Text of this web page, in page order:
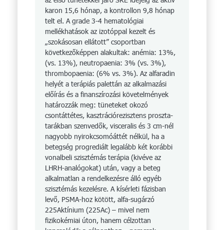
karon 15,6 hónap, a kontrollon 9,8 hónap
telt el. A grade 3-4 hematológiai
mellékhatások az izotóppal kezelt és
„szokásosan ellátott” csoportban
következőképpen alakultak: anémia: 13%,
(vs. 13%), neutropaenia: 3% (vs. 3%),
thrombopaenia: (6% vs. 3%). Az alfaradin
helyét a terápiás palettán az alkalmazási
előírás és a finanszírozási követelmények
határozzák meg: tüneteket okozó
csontáttétes, kasztrációrezisztens proszta­
tarákban szenvedők, visceralis és 3 cm-nél
nagyobb nyirokcsomóáttét nélkül, ha a
betegség progrediált legalább két korábbi
vonalbeli szisztémás terápia (kivéve az
LHRH-analógokat) után, vagy a beteg
alkalmatlan a rendelkezésre álló egyéb
szisztémás kezelésre. A kísérleti fázisban
levő, PSMA-hoz kötött, alfa-sugárzó
225Aktínium (225Ac) – mivel nem
fizikokémiai úton, hanem célzottan